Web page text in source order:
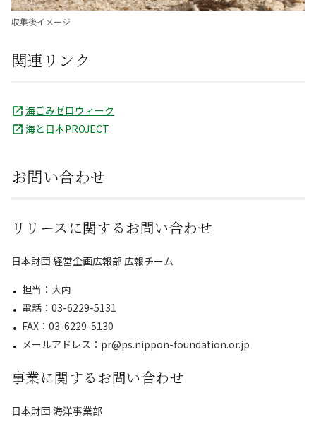
収集後イメージ
関連リンク
海ごみゼロウィーク
海と日本PROJECT
お問い合わせ
リリースに関するお問い合わせ
日本財団 経営企画広報部 広報チーム
担当：大内
電話：03-6229-5131
FAX：03-6229-5130
メールアドレス：pr@ps.nippon-foundation.or.jp
事業に関するお問い合わせ
日本財団 海洋事業部